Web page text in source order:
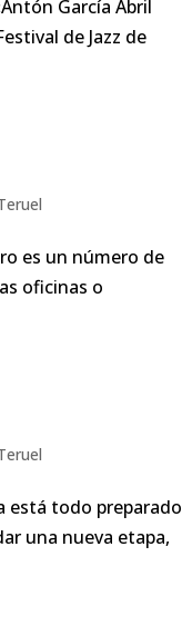
García Abril
de Jazz de
es un número de
oficinas o
está todo preparado
una nueva etapa,